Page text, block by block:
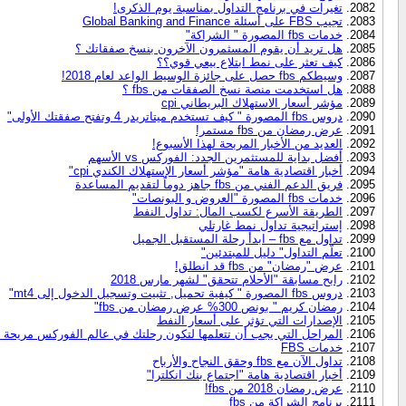
تغيرات في برنامج التداول بمناسبة يوم الذكرى!
تجيب FBS على أسئلة Global Banking and Finance
خدمات fbs المصورة " الشراكة"
هل تريد أن يقوم المسثمرون الآخرون بنسخ صفقاتك ؟
كيف تعثر على نمط ابتلاع بيعي قوي؟؟
وسيطكم fbs حصل على جائزة الوسيط الواعد لعام 2018!
هل استخدمت منصة نسخ الصفقات من fbs ؟
مؤشر أسعار الاستهلاك البريطاني cpi
دروس fbs المصورة " كيف تستخدم ميتاتريدر 4 وتفتح صفقتك الأولى"
عرض رمضان من fbs مستمر!
العديد من الأخبار المربحة لهذا الأسبوع!
أفضل بداية للمستثمرين الجدد: الفوركس vs الأسهم
أخبار اقتصادية هامة "مؤشر أسعار الإستهلاك الكندي cpi"
فريق الدعم الفني من fbs جاهز دوماً لتقديم المساعدة
خدمات fbs المصورة "العروض و البونصات"
الطريقة الأسرع لكسب المال: تداول النفط
إستراتيجية تداول نمط غارتلي
تداول مع fbs – ابدأ رحلة المستقبل الجميل
تعلّم التداول" دليل للمبتدئين"
عرض "رمضان" من fbs قد انطلق!
رابح مسابقة "الأحلام تتحقق" لشهر مارس 2018
دروس fbs المصورة " كيفية تحميل, تثبيت وتسجيل الدخول إلى mt4"
رمضان كريم " بونص 300% عرض رمضان من fbs"
الإصدارات التي تؤثر على أسعار النفط
المراحل التي يجب أن تتعلمها لتكون رحلتك في عالم الفوركس مريحة
خدمات FBS
تداول الآن مع fbs وحقق النجاح والأرباح
أخبار اقتصادية هامة "اجتماع بنك انكلترا"
عرض رمضان 2018 من fbs!
برنامج الشراكة من fbs